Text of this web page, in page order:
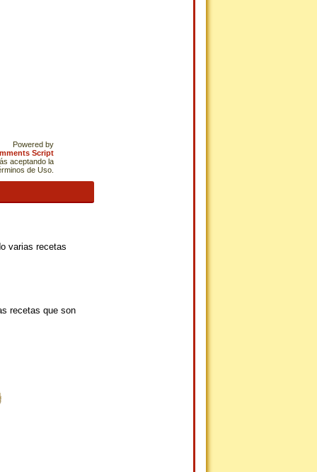
Powered by
Script
aceptando la
de Uso.
varias recetas
recetas que son